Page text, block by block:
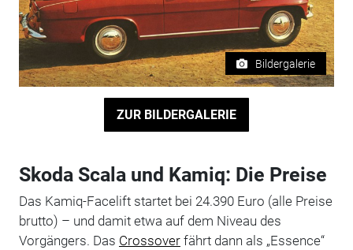
Bildergalerie
ZUR BILDERGALERIE
Skoda Scala und Kamiq: Die Preise
Das Kamiq-Facelift startet bei 24.390 Euro (alle Preise
brutto) – und damit etwa auf dem Niveau des
Vorgängers. Das Crossoverfährt dann als „Essence“